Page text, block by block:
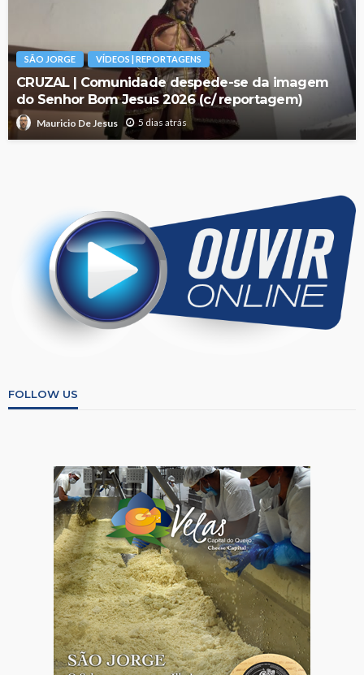
SÃO JORGE VÍDEOS | REPORTAGENS
CRUZAL | Comunidade despede-se da imagem
do Senhor Bom Jesus 2026 (c/ reportagem)
Mauricio De Jesus 5 dias atrás
FOLLOW US